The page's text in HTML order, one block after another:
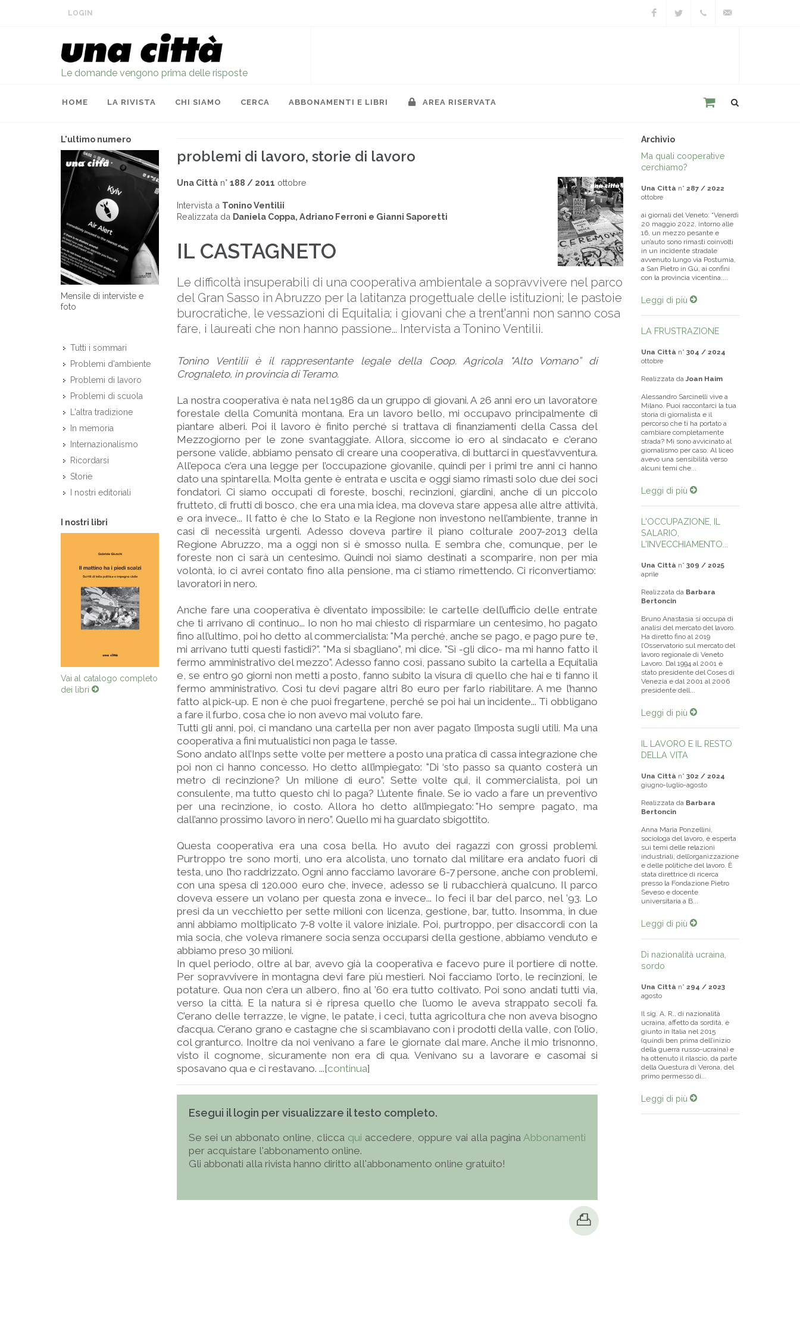
LOGIN
Le domande vengono prima delle risposte
HOME LA RIVISTA CHI SIAMO CERCA ABBONAMENTI E LIBRI AREA RISERVATA
L'ultimo numero
Mensile di interviste e
foto
Tutti i sommari
Problemi d'ambiente
Problemi di lavoro
Problemi di scuola
L'altra tradizione
In memoria
Internazionalismo
Ricordarsi
Storie
I nostri editoriali
I nostri libri
Vai al catalogo completo
dei libri
problemi di lavoro, storie di lavoro
Una Città n° 188 / 2011 ottobre
Intervista a Tonino Ventilii
Realizzata da Daniela Coppa, Adriano Ferroni e Gianni Saporetti
IL CASTAGNETO
Le difficoltà insuperabili di una cooperativa ambientale a sopravvivere nel parco
del Gran Sasso in Abruzzo per la latitanza progettuale delle istituzioni; le pastoie
burocratiche, le vessazioni di Equitalia; i giovani che a trent'anni non sanno cosa
fare, i laureati che non hanno passione... Intervista a Tonino Ventilii.
Tonino Ventilii è il rappresentante legale della Coop. Agricola "Alto Vomano” di
Crognaleto, in provincia di Teramo.
La nostra cooperativa è nata nel 1986 da un gruppo di giovani. A 26 anni ero un lavoratore
forestale della Comunità montana. Era un lavoro bello, mi occupavo principalmente di
piantare alberi. Poi il lavoro è finito perché si trattava di finanziamenti della Cassa del
Mezzogiorno per le zone svantaggiate. Allora, siccome io ero al sindacato e c’erano
persone valide, abbiamo pensato di creare una cooperativa, di buttarci in quest’avventura.
All’epoca c’era una legge per l’occupazione giovanile, quindi per i primi tre anni ci hanno
dato una spintarella. Molta gente è entrata e uscita e oggi siamo rimasti solo due dei soci
fondatori. Ci siamo occupati di foreste, boschi, recinzioni, giardini, anche di un piccolo
frutteto, di frutti di bosco, che era una mia idea, ma doveva stare appesa alle altre attività,
e ora invece... Il fatto è che lo Stato e la Regione non investono nell’ambiente, tranne in
casi di necessità urgenti. Adesso doveva partire il piano colturale 2007-2013 della
Regione Abruzzo, ma a oggi non si è smosso nulla. E sembra che, comunque, per le
foreste non ci sarà un centesimo. Quindi noi siamo destinati a scomparire, non per mia
volontà, io ci avrei contato fino alla pensione, ma ci stiamo rimettendo. Ci riconvertiamo:
lavoratori in nero.
Anche fare una cooperativa è diventato impossibile: le cartelle dell’ufficio delle entrate
che ti arrivano di continuo... Io non ho mai chiesto di risparmiare un centesimo, ho pagato
fino all’ultimo, poi ho detto al commercialista: "Ma perché, anche se pago, e pago pure te,
mi arrivano tutti questi fastidi?”. "Ma si sbagliano”, mi dice. "Sì -gli dico- ma mi hanno fatto il
fermo amministrativo del mezzo”. Adesso fanno così, passano subito la cartella a Equitalia
e, se entro 90 giorni non metti a posto, fanno subito la visura di quello che hai e ti fanno il
fermo amministrativo. Così tu devi pagare altri 80 euro per farlo riabilitare. A me l’hanno
fatto al pick-up. E non è che puoi fregartene, perché se poi hai un incidente... Ti obbligano
a fare il furbo, cosa che io non avevo mai voluto fare.
Tutti gli anni, poi, ci mandano una cartella per non aver pagato l’imposta sugli utili. Ma una
cooperativa a fini mutualistici non paga le tasse.
Sono andato all’Inps sette volte per mettere a posto una pratica di cassa integrazione che
poi non ci hanno concesso. Ho detto all’impiegato: "Di ‘sto passo sa quanto costerà un
metro di recinzione? Un milione di euro”. Sette volte qui, il commercialista, poi un
consulente, ma tutto questo chi lo paga? L’utente finale. Se io vado a fare un preventivo
per una recinzione, io costo. Allora ho detto all’impiegato: "Ho sempre pagato, ma
dall’anno prossimo lavoro in nero”. Quello mi ha guardato sbigottito.
Questa cooperativa era una cosa bella. Ho avuto dei ragazzi con grossi problemi.
Purtroppo tre sono morti, uno era alcolista, uno tornato dal militare era andato fuori di
testa, uno l’ho raddrizzato. Ogni anno facciamo lavorare 6-7 persone, anche con problemi,
con una spesa di 120.000 euro che, invece, adesso se li rubacchierà qualcuno. Il parco
doveva essere un volano per questa zona e invece... Io feci il bar del parco, nel ’93. Lo
presi da un vecchietto per sette milioni con licenza, gestione, bar, tutto. Insomma, in due
anni abbiamo moltiplicato 7-8 volte il valore iniziale. Poi, purtroppo, per disaccordi con la
mia socia, che voleva rimanere socia senza occuparsi della gestione, abbiamo venduto e
abbiamo preso 30 milioni.
In quel periodo, oltre al bar, avevo già la cooperativa e facevo pure il portiere di notte.
Per sopravvivere in montagna devi fare più mestieri. Noi facciamo l’orto, le recinzioni, le
potature. Qua non c’era un albero, fino al ’60 era tutto coltivato. Poi sono andati tutti via,
verso la città. E la natura si è ripresa quello che l’uomo le aveva strappato secoli fa.
C’erano delle terrazze, le vigne, le patate, i ceci, tutta agricoltura che non aveva bisogno
d’acqua. C’erano grano e castagne che si scambiavano con i prodotti della valle, con l’olio,
col granturco. Inoltre da noi venivano a fare le giornate dal mare. Anche il mio trisnonno,
visto il cognome, sicuramente non era di qua. Venivano su a lavorare e casomai si
sposavano qua e ci restavano. ...[continua]
Esegui il login per visualizzare il testo completo.
Se sei un abbonato online, clicca qui accedere, oppure vai alla pagina Abbonamenti
per acquistare l'abbonamento online.
Gli abbonati alla rivista hanno diritto all'abbonamento online gratuito!
Archivio
Ma quali cooperative
cerchiamo?
Una Città n° 287 / 2022
ottobre
ai giornali del Veneto: “Venerdì
20 maggio 2022, intorno alle
16, un mezzo pesante e
un’auto sono rimasti coinvolti
in un incidente stradale
avvenuto lungo via Postumia,
a San Pietro in Gù, ai confini
con la provincia vicentina....
Leggi di più
LA FRUSTRAZIONE
Una Città n° 304 / 2024
ottobre
Realizzata da Joan Haim
Alessandro Sarcinelli vive a
Milano. Puoi raccontarci la tua
storia di giornalista e il
percorso che ti ha portato a
cambiare completamente
strada? Mi sono avvicinato al
giornalismo per caso. Al liceo
avevo una sensibilità verso
alcuni temi che...
Leggi di più
L'OCCUPAZIONE, IL
SALARIO,
L'INVECCHIAMENTO...
Una Città n° 309 / 2025
aprile
Realizzata da Barbara
Bertoncin
Bruno Anastasia si occupa di
analisi del mercato del lavoro.
Ha diretto fino al 2019
l’Osservatorio sul mercato del
lavoro regionale di Veneto
Lavoro. Dal 1994 al 2001 è
stato presidente del Coses di
Venezia e dal 2001 al 2006
presidente dell...
Leggi di più
IL LAVORO E IL RESTO
DELLA VITA
Una Città n° 302 / 2024
giugno-luglio-agosto
Realizzata da Barbara
Bertoncin
Anna Maria Ponzellini,
sociologa del lavoro, è esperta
sui temi delle relazioni
industriali, dell’organizzazione
e delle politiche del lavoro. È
stata direttrice di ricerca
presso la Fondazione Pietro
Seveso e docente
universitaria a B...
Leggi di più
Di nazionalità ucraina,
sordo
Una Città n° 294 / 2023
agosto
Il sig. A. R., di nazionalità
ucraina, affetto da sordità, è
giunto in Italia nel 2015
(quindi ben prima dell’inizio
della guerra russo-ucraina) e
ha ottenuto il rilascio, da parte
della Questura di Verona, del
primo permesso di...
Leggi di più